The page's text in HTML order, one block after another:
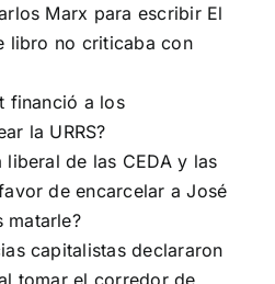
Marx para escribir El
libro no criticaba con
financió a los
la URRS?
liberal de las CEDA y las
de encarcelar a José
matarle?
capitalistas declararon
tomar el corredor de